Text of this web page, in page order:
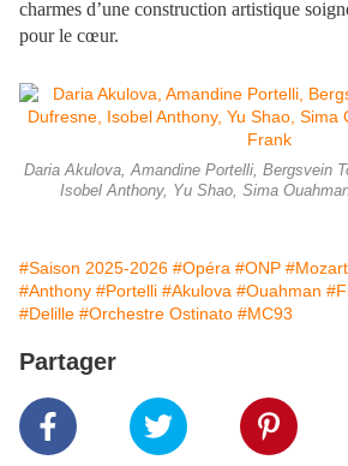
charmes d’une construction artistique
pour le cœur.
Daria Akulova, Amandine Portelli, Bergsvein
Isobel Anthony, Yu Shao, Sima
#Saison 2025-2026 #Opéra #ONP #Mozart
#Anthony #Portelli #Akulova #Ouahman
#Delille #Orchestre Ostinato #MC93
Partager